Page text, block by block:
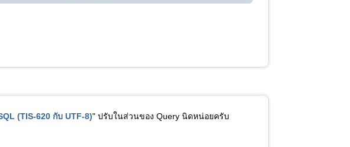
(TIS-620 กับ UTF-8)" ปรับในส่วนของ Query นิดหน่อยครับ